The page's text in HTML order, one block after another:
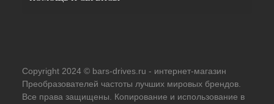
Copyright 2024 © bars-drives.ru - интернет-магазин
Преобразователей частоты лучших мировых брендов.
Все права защищены. Копирование и использование в